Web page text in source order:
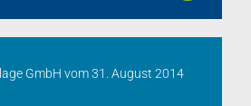
GmbH vom31. August 2014